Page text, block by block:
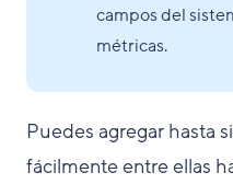
campos del
métricas.
Puedes agregar hasta
fácilmente entre ellas